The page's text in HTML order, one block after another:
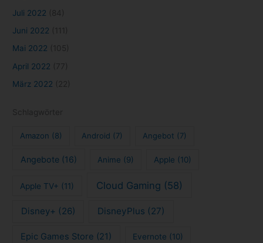
Juli 2022
Juni 2022
Mai 2022
April 2022
März 2022
Amazon (8) Android (7) Angebot (7)
Angebote(16) Anime (9) Apple (10)
Apple TV+ (11) Cloud Gaming (58)
Disney+ (26) DisneyPlus (27)
Epic Games Store (21) Evernote (10)